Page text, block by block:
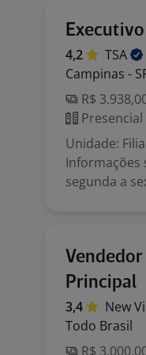
4,2
TSA
Campinas -
R$
Presencial
Unidade:
Informações
segunda a
Vendedor
Principal
3,4 New
Todo Brasil
R$